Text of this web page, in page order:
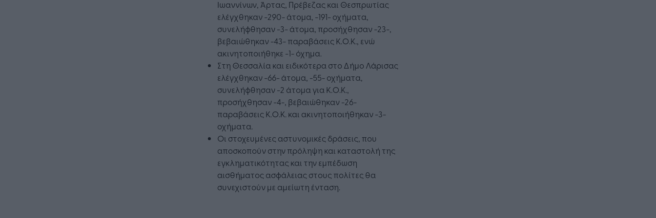
Ιωαννίνων, Άρτας, Πρέβεζας και Θεσπρωτίας
ελέγχθηκαν -290- άτομα, -191- οχήματα,
συνελήφθησαν -3- άτομα, προσήχθησαν -23-,
βεβαιώθηκαν -43- παραβάσεις Κ.Ο.Κ., ενώ
ακινητοποιήθηκε -1- όχημα.
Στη Θεσσαλία και ειδικότερα στο Δήμο Λάρισας
ελέγχθηκαν -66- άτομα, -55- οχήματα,
συνελήφθησαν -2 άτομα για Κ.Ο.Κ.,
προσήχθησαν -4-, βεβαιώθηκαν -26-
παραβάσεις Κ.Ο.Κ. και ακινητοποιήθηκαν -3-
οχήματα.
Οι στοχευμένες αστυνομικές δράσεις, που
αποσκοπούν στην πρόληψη και καταστολή της
εγκληματικότητας και την εμπέδωση
αισθήματος ασφάλειας στους πολίτες θα
συνεχιστούν με αμείωτη ένταση.